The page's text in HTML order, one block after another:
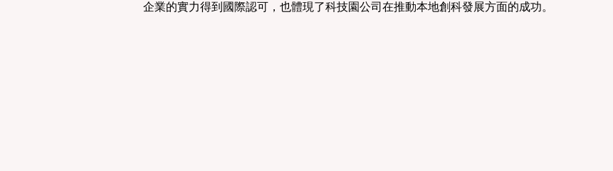
企業的實力得到國際認可，也體現了科技園公司在推動本地創科發展方面的成功。